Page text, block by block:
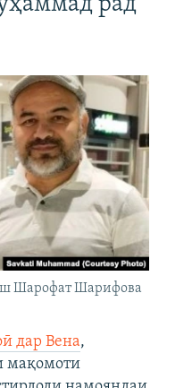
Шарофат Шарифова
дар Вена,
мақомоти